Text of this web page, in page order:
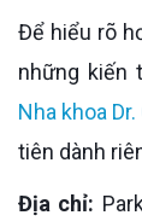
Để hiểu rõ hơn về phương pháp cấy ghép Implant và
những kiến
Nha khoa Dr.
tiên dành
Địa chỉ: